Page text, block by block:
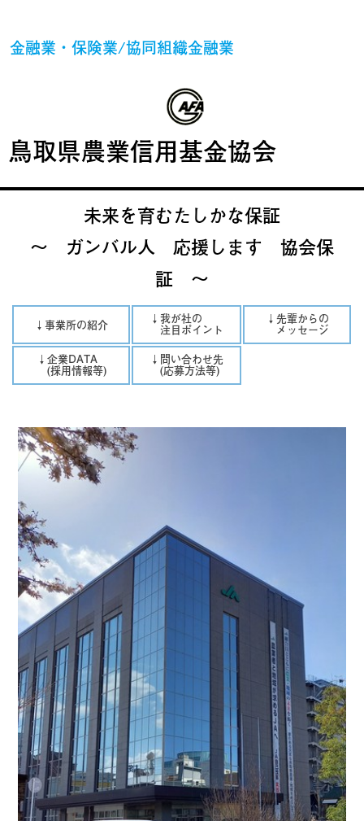
金融業・保険業/協同組織金融業
鳥取県農業信用基金協会
未来を育むたしかな保証
～ ガンバル人 応援します 協会保
証 ～
↓事業所の紹介 ↓我が社の
注目ポイント
↓先輩からの
メッセージ
↓企業DATA
(採用情報等)
↓問い合わせ先
(応募方法等)